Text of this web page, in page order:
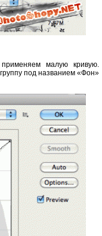
малую кривую.
под названием «Фон»